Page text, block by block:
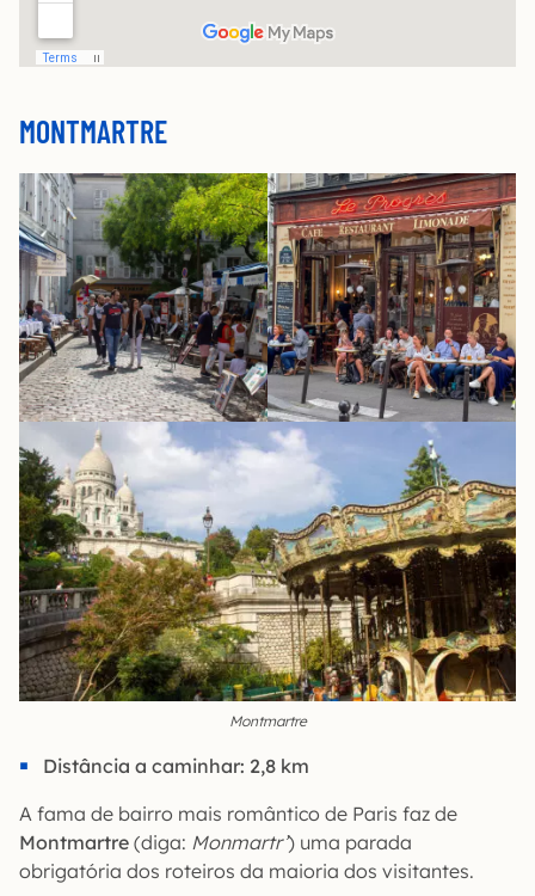
MONTMARTRE
Montmartre
Distância a caminhar: 2,8 km
A fama de bairro mais romântico de Paris faz de
Montmartre (diga: Monmartr’) uma parada
obrigatória dos roteiros da maioria dos visitantes.